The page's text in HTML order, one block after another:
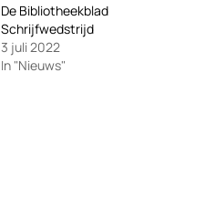
De Bibliotheekblad
Schrijfwedstrijd
3 juli 2022
In "Nieuws"